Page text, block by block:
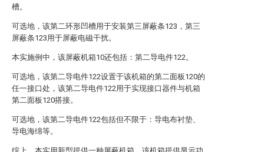
槽。
可选地，该第二环形凹槽用于安装第三屏蔽条123，第三
屏蔽条123用于屏蔽电磁干扰。
本实施例中，该屏蔽机箱10还包括：第二导电件122。
可选地，该第二导电件122设置于该机箱的第二面板120的
任一接口处，该第二导电件122用于实现接口器件与机箱
第二面板120搭接。
可选地，该第二导电件122包括但不限于：导电布衬垫、
导电海绵等。